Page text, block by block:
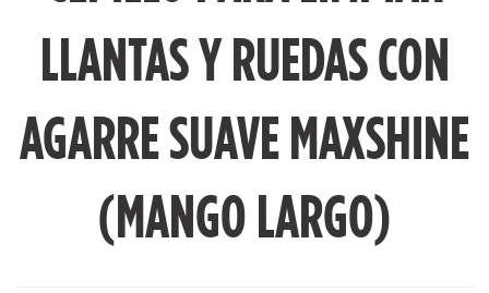
LLANTAS Y RUEDAS CON
AGARRE SUAVE MAXSHINE
(MANGO LARGO)